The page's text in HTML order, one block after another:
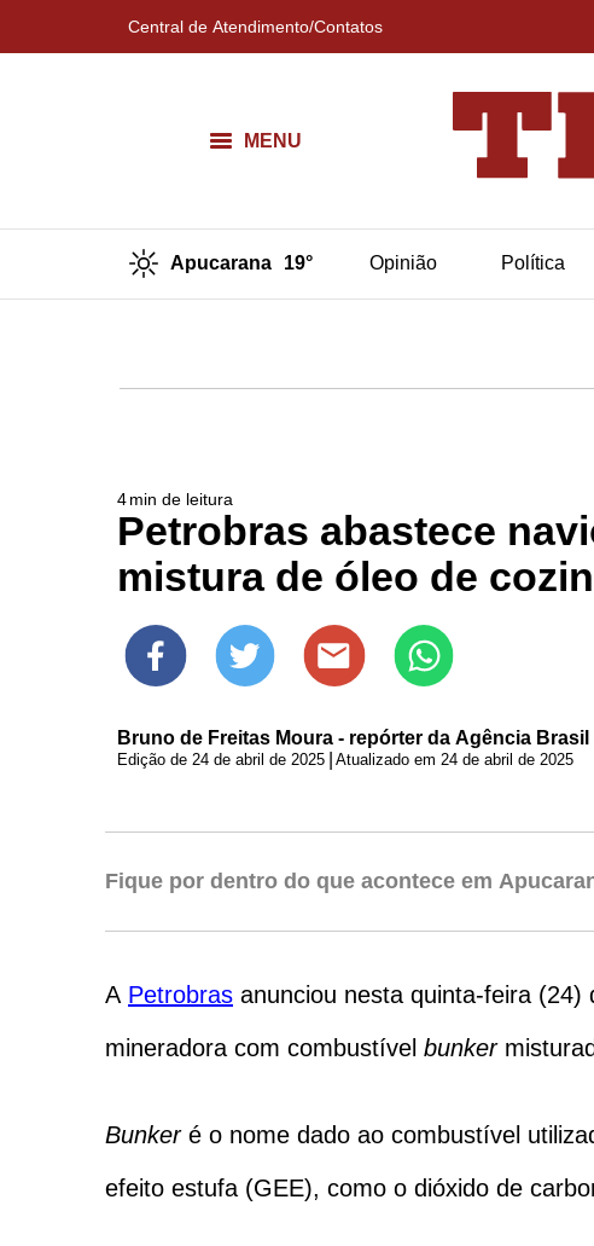
Central de Atendimento/Contatos
MENU
Apucarana 19° Opinião Política
4min de leitura
Petrobras abastece
mistura de óleo de
Bruno de Freitas Moura - repórter da Agência
Edição de 24 de abril de 2025 Atualizado em 24 de abril de 2025
Fique por dentro do que acontece em
A Petrobras anunciou nesta quinta-feira
mineradora com combustível bunker
Bunkeré o nome dado ao combustível
efeito estufa (GEE), como o dióxido de